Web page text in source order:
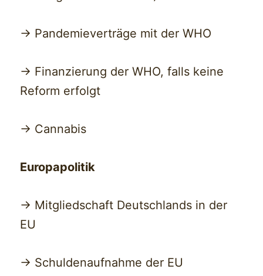
-> Pandemieverträge mit der WHO
-> Finanzierung der WHO, falls keine
Reform erfolgt
-> Cannabis
Europapolitik
-> Mitgliedschaft Deutschlands in der
EU
-> Schuldenaufnahme der EU